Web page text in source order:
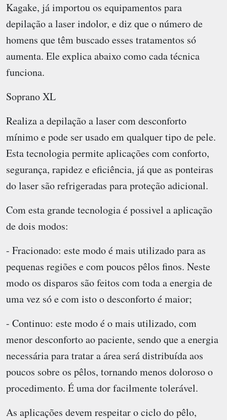
Kagake, já importou os equipamentos para
depilação a laser indolor, e diz que o número de
homens que têm buscado esses tratamentos só
aumenta. Ele explica abaixo como cada técnica
funciona.
Soprano XL
Realiza a depilação a laser com desconforto
mínimo e pode ser usado em qualquer tipo de pele.
Esta tecnologia permite aplicações com conforto,
segurança, rapidez e eficiência, já que as ponteiras
do laser são refrigeradas para proteção adicional.
Com esta grande tecnologia é possivel a aplicação
de dois modos:
- Fracionado: este modo é mais utilizado para as
pequenas regiões e com poucos pêlos finos. Neste
modo os disparos são feitos com toda a energia de
uma vez só e com isto o desconforto é maior;
- Continuo: este modo é o mais utilizado, com
menor desconforto ao paciente, sendo que a energia
necessária para tratar a área será distribuída aos
poucos sobre os pêlos, tornando menos doloroso o
procedimento. É uma dor facilmente tolerável.
As aplicações devem respeitar o ciclo do pêlo,